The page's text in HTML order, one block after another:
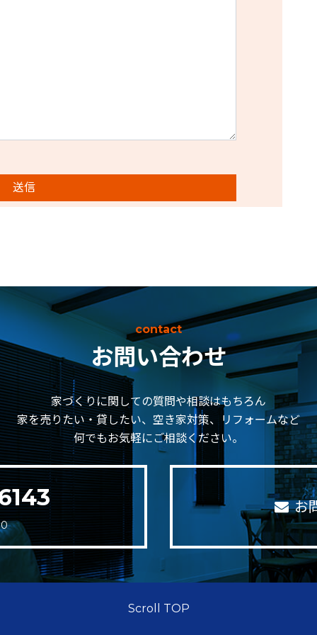
contact
お問い合わせ
家づくりに関しての質問や相談はもちろん
家を売りたい・貸したい、空き家対策、リフォームなど
何でもお気軽にご相談ください。
お
Scroll TOP